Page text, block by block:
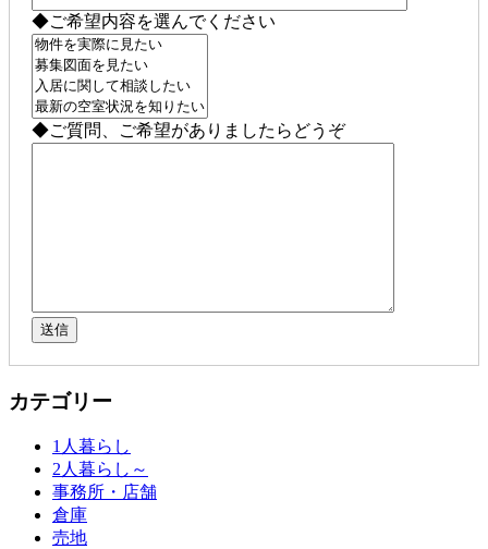
◆ご希望内容を選んでください
◆ご質問、ご希望がありましたらどうぞ
カテゴリー
1人暮らし
2人暮らし～
事務所・店舗
倉庫
売地